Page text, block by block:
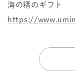
海の精のギフト
https://